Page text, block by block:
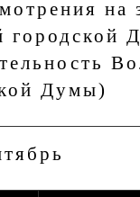
на
городской
Думы)